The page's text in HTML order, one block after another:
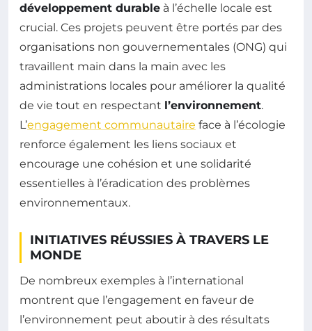
développement durable à l’échelle locale est
crucial. Ces projets peuvent être portés par des
organisations non gouvernementales (ONG) qui
travaillent main dans la main avec les
administrations locales pour améliorer la qualité
de vie tout en respectant l’environnement.
L’engagement communautaire face à l’écologie
renforce également les liens sociaux et
encourage une cohésion et une solidarité
essentielles à l’éradication des problèmes
environnementaux.
INITIATIVES RÉUSSIES À TRAVERS LE
MONDE
De nombreux exemples à l’international
montrent que l’engagement en faveur de
l’environnement peut aboutir à des résultats